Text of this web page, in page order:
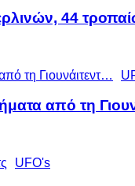
44
από τη
UFO's